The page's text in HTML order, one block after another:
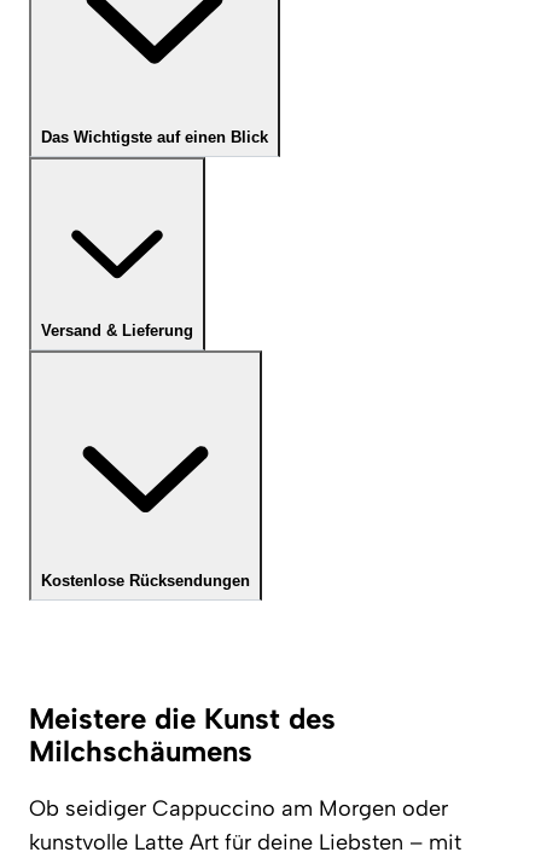
Das Wichtigste auf einen Blick
Versand & Lieferung
Kostenlose Rücksendungen
Meistere die Kunst des
Milchschäumens
Ob seidiger Cappuccino am Morgen oder
kunstvolle Latte Art für deine Liebsten – mit